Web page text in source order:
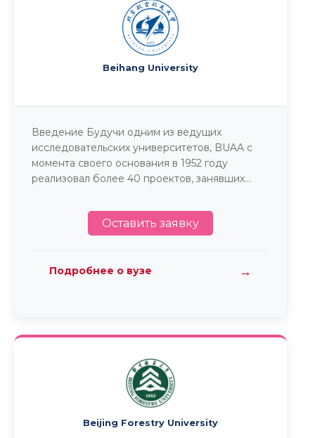
Beihang University
Введение Будучи одним из ведущих
исследовательских университетов, BUAA с
момента своего основания в 1952 году
реализовал более 40 проектов, занявших...
Оставить заявку
Подробнее о вузе →
Beijing Forestry University